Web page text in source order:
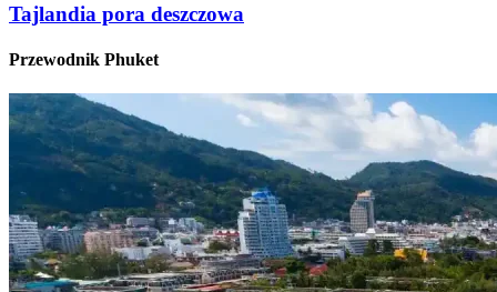
Tajlandia pora deszczowa
Przewodnik Phuket